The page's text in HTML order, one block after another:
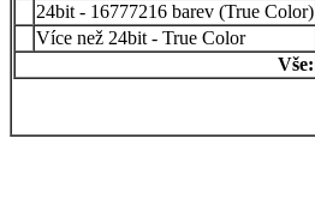
24bit - 16777216 barev (True Color)
Více než 24bit - True Color
Vše: